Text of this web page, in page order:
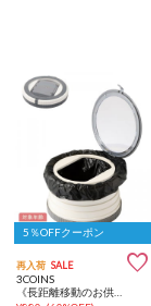
5％OFFクーポン
再入荷 SALE 
3COINS